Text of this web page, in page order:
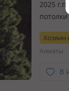
2025
Хозяин
Алматы
В